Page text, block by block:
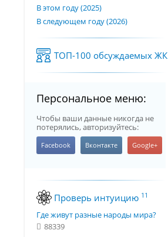
В этом году (2025)
В следующем году (2026)
ТОП-100 обсуждаемых ЖК
Персональное меню:
Чтобы ваши данные никогда не
потерялись, авторизуйтесь:
Проверь интуицию 11
Где живут разные народы мира?
88339